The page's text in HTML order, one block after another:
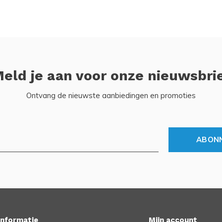
je aan voor onze
Ontvang de nieuwste aanbiedingen en promoties
Mijn account